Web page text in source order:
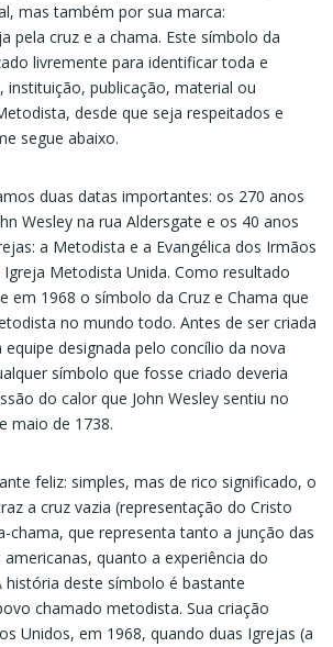
mas também por sua marca:
pela cruz e a chama. Este símbolo da
livremente para identificar toda e
instituição, publicação, material ou
desde que seja respeitados e
segue abaixo.
duas datas importantes: os 270 anos
Wesley na rua Aldersgate e os 40 anos
a Metodista e a Evangélica dos Irmãos
Metodista Unida. Como resultado
em 1968 o símbolo da Cruz e Chama que
no mundo todo. Antes de ser criada
designada pelo concílio da nova
símbolo que fosse criado deveria
do calor que John Wesley sentiu no
maio de 1738.
feliz: simples, mas de rico significado, o
a cruz vazia (representação do Cristo
chama, que representa tanto a junção das
quanto a experiência do
história deste símbolo é bastante
chamado metodista. Sua criação
Unidos, em 1968, quando duas Igrejas (a